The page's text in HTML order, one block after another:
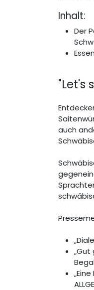
Inhalt:
Der
"Let's
auch